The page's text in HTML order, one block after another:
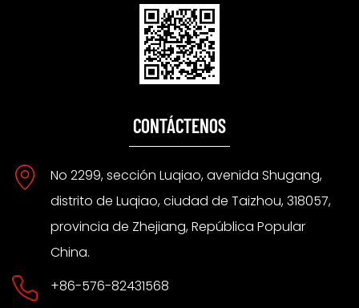
CONTÁCTENOS
No 2299, sección Luqiao, avenida Shugang,
distrito de Luqiao, ciudad de Taizhou, 318057,
provincia de Zhejiang, República Popular
China.
+86-576-82431568